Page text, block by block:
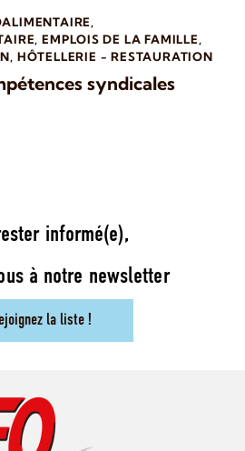
,
,EMPLOIS DE LA FAMILLE,
, HÔTELLERIE - RESTAURATION
syndicales
informé(e),
à notre newsletter
la liste !